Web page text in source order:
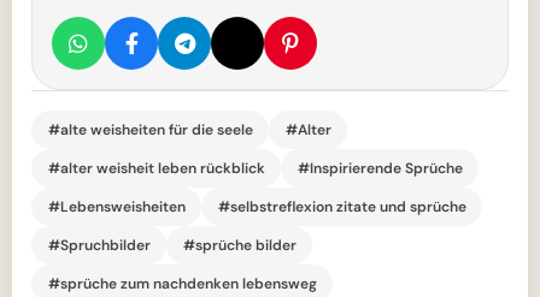
#alte weisheiten für die seele
#Alter
#alter weisheit leben rückblick
#Inspirierende Sprüche
#Lebensweisheiten
#selbstreflexion zitate und sprüche
#Spruchbilder
#sprüche bilder
#sprüche zum nachdenken lebensweg